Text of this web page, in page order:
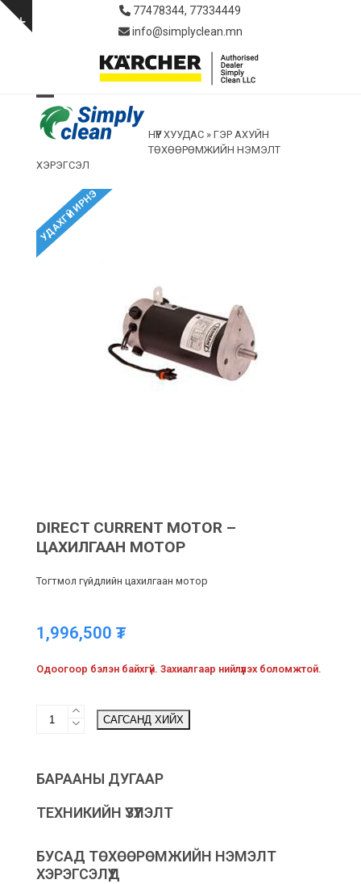
Skip
Show
77478344, 77334449
info@simplyclean.mn
Open
mobile
menu
Close
mobile
menu
НҮҮР ХУУДАС» ГЭР АХУЙН
ТӨХӨӨРӨМЖИЙН НЭМЭЛТ
ХЭРЭГСЭЛ
УДАХГҮЙ ИРНЭ
DIRECT CURRENT MOTOR –
ЦАХИЛГААН МОТОР
Тогтмол гүйдлийн цахилгаан мотор
1,996,500 ₮
Одоогоор бэлэн байхгүй. 3ахиалгаар нийлүүлэх боломжтой.
Current
цахилгаан
САГСАНД ХИЙХ
БАРААНЫ ДУГААР
ТЕХНИКИЙН ҮЗҮҮЛЭЛТ
БУСАД ТӨХӨӨРӨМЖИЙН НЭМЭЛТ
ХЭРЭГСЭЛҮҮД